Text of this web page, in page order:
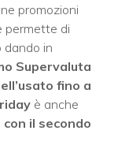
promozioni
permette di
in
Supervaluta
fino a
è anche
il secondo